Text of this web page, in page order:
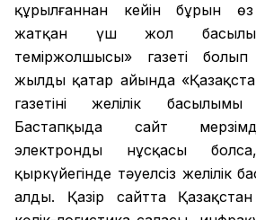
құрылғаннан кейін бұрын
жатқан үш жол
теміржолшысы» газеті болып
жылдың қаңтар айында
газетінің желілік
Бастапқыда сайт
электронды нұсқасы
қыркүйегінде тәуелсіз желілік
алды. Қазір сайтта Қазақстан